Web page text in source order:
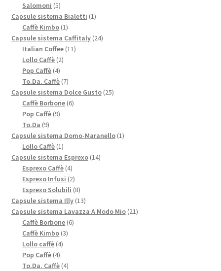
Salomoni 55
prodotti
Capsule sistema Bialetti 11
Caffè Kimbo 11
prodotto
Capsule sistema Caffitaly 2424
Italian Coffee 1111
Lollo Caffè 22
Pop Caffè 44
prodotti
To.Da. Caffè 77
prodotti
Capsule sistema Dolce Gusto 2525
Caffè Borbone 66
Pop Caffè 99
To.Da 99
prodotti
Capsule sistema Domo-Maranello 11
Lollo Caffè 11
prodotto
Capsule sistema Esprexo 1414
Esprexo Caffè 44
prodotti
Esprexo Infusi 22
prodotti
Esprexo Solubili 88
prodotti
Capsule sistema Illy 1313
prodotti
Capsule sistema Lavazza A Modo Mio 2121
Caffè Borbone 66
Caffè Kimbo 33
Lollo caffè 44
Pop Caffè 44
prodotti
To.Da. Caffè 44